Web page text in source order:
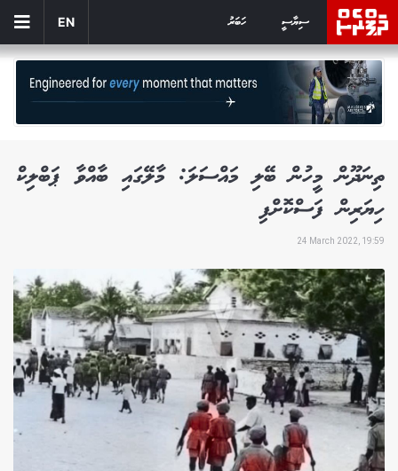
ސިޔާސީ ހަބަރު EN
ތިނަދޫން މީހުން ބޭލި މައްސަލަ: މާލޭގައި ބާއްވާ ޕަބްލިކް
ހިޔަރިން ފަސްކޮށްފި
24 March 2022, 19:59